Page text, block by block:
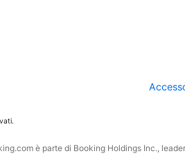
è parte di Booking Holdings Inc.,